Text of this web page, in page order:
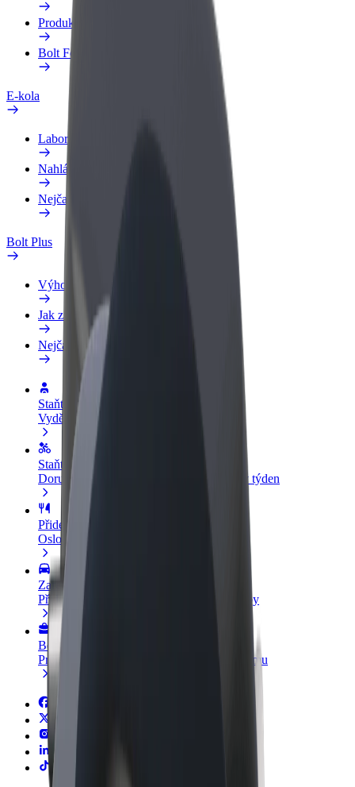
Produkty
Bolt Food pro Business
E-kola
Laboratoř bezpečnosti
Nahlásit problém
Nejčastější otázky
Bolt Plus
Výhody
Jak získat členství
Nejčastější otázky
Staňte se řidičem
Vydělávejte podle sebe
Staňte se kurýrem
Doručujte jídlo a dostávejte výplatu každý týden
Přidejte restauraci nebo obchod
Oslovte více zákazníků a zvyšte si tržby
Zaregistrujte se jako flotilový partner
Přidejte svou flotilu k Boltu a zvyšte si tržby
Bolt for Business
Produkty a služby Boltu přesně pro vaši firmu